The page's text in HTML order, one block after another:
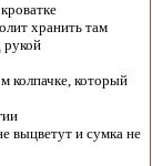
хранить там
колпачке, который
выцветут и сумка не